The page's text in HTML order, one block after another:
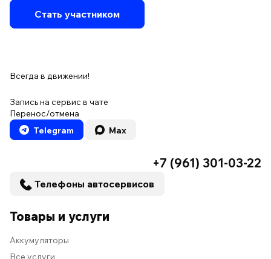
Стать участником
Всегда в движении!
Запись на сервис в чате
Перенос/отмена
Telegram
Max
+7 (961) 301-03-22
Телефоны автосервисов
Товары и услуги
Аккумуляторы
Все услуги